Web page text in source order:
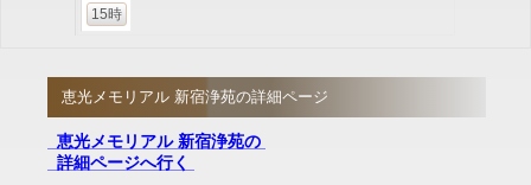
15時
恵光メモリアル 新宿浄苑の詳細ページ
恵光メモリアル 新宿浄苑の
詳細ページへ行く